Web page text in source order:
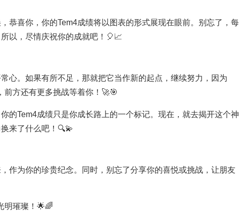
恭喜你，你的Tem4成绩将以图表的形式展现在眼前。别忘了，每
以，尽情庆祝你的成就吧！🎈📈
心。如果有所不足，那就把它当作新的起点，继续努力，因为
前方还有更多挑战等着你！🚀🎯
的Tem4成绩只是你成长路上的一个标记。现在，就去揭开这个神
来了什么吧！🔍💫
作为你的珍贵纪念。同时，别忘了分享你的喜悦或挑战，让朋友
明璀璨！🌟🌈